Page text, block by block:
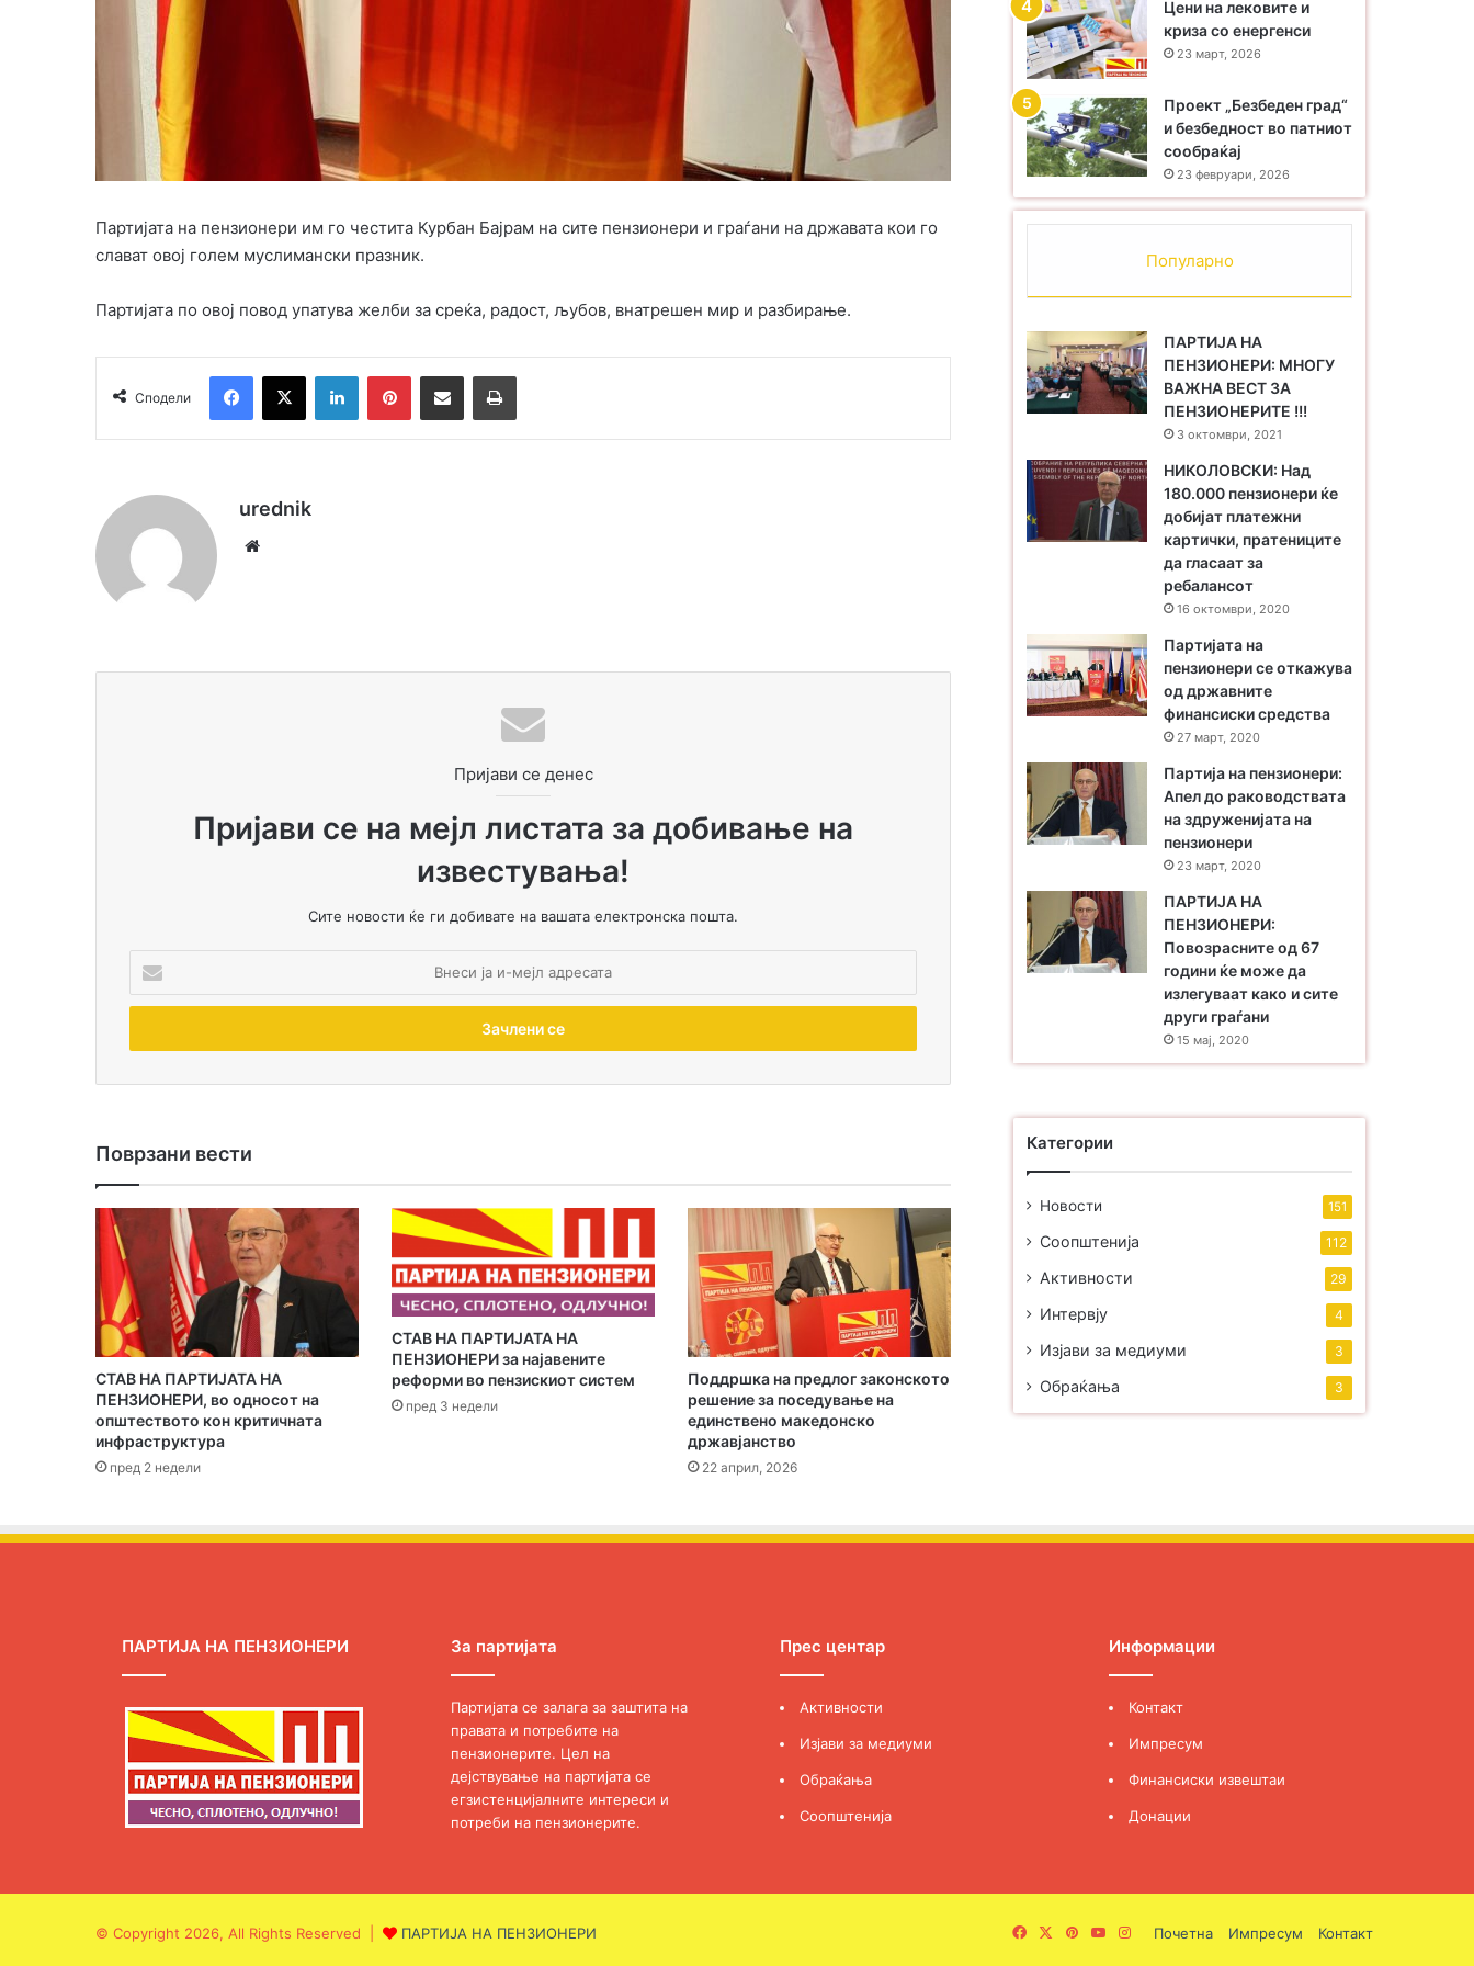
Партијата на пензионери им го честита Курбан Бајрам на сите пензионери и граѓани на државата кои го
слават овој голем муслимански празник.
Партијата по овој повод упатува желби за среќа, радост, љубов, внатрешен мир и разбирање.
Сподели
urednik
Пријави се денес
Пријави се на мејл листата за добивање на
известувања!
Сите новости ќе ги добивате на вашата електронска пошта.
е
и
-
м
е
л
д
р
е
с
а
т
а
Поврзани вести
СТАВ НА ПАРТИЈАТА НА
ПЕНЗИОНЕРИ, во односот на
општеството кон критичната
инфраструктура
пред 2 недели
​СТАВ НА ПАРТИЈАТА НА
ПЕНЗИОНЕРИ за најавените
реформи во пензискиот систем
пред 3 недели
Поддршка на предлог законското
решение за поседување на
единствено македонско
државјанство
22 април, 2026
Цени на лековите и
криза со енергенси
23 март, 2026
Проект „Безбеден град“
и безбедност во патниот
сообраќај
23 февруари, 2026
Популарно
ПАРТИЈА НА
ПЕНЗИОНЕРИ: МНОГУ
ВАЖНА ВЕСТ ЗА
ПЕНЗИОНЕРИТЕ !!!
3 октомври, 2021
НИКОЛОВСКИ: Над
180.000 пензионери ќе
добијат платежни
картички, пратениците
да гласаат за
ребалансот
16 октомври, 2020
Партијата на
пензионери се откажува
од државните
финансиски средства
27 март, 2020
Партија на пензионери:
Апел до раководствата
на здруженијата на
пензионери
23 март, 2020
ПАРТИЈА НА
ПЕНЗИОНЕРИ:
Повозрасните од 67
години ќе може да
излегуваат како и сите
други граѓани
15 мај, 2020
Категории
Новости 151
Соопштенија 112
Активности 29
Интервју 4
Изјави за медиуми 3
Обраќања 3
ПАРТИЈА НА ПЕНЗИОНЕРИ За партијата
Партијата се залага за заштита на
правата и потребите на
пензионерите. Цел на
дејствување на партијата се
егзистенцијалните интереси и
потреби на пензионерите.
Прес центар
Активности
Изјави за медиуми
Обраќања
Соопштенија
Информации
Контакт
Импресум
Финансиски извештаи
Донации
© Copyright 2026, All Rights Reserved | ПАРТИЈА НА ПЕНЗИОНЕРИ Почетна Импресум Контакт
FacebookPinterestYouTube
Instagram